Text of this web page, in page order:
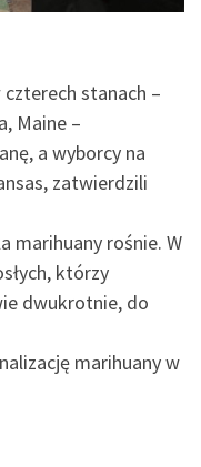
stanach –
Maine –
a wyborcy na
zatwierdzili
marihuany rośnie. W
którzy
dwukrotnie, do
marihuany w